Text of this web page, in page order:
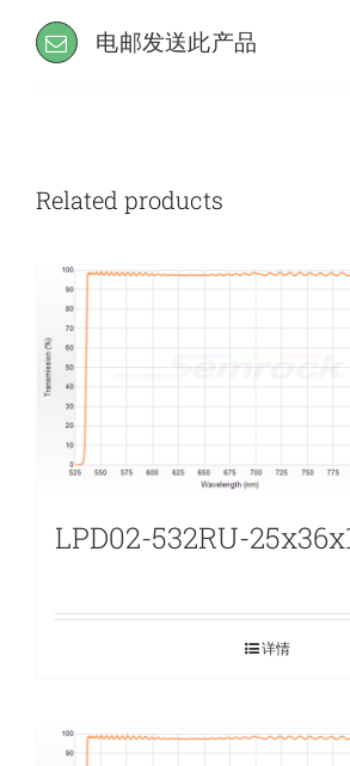
电邮发送此产品
Related products
LPD02-532RU-
详情